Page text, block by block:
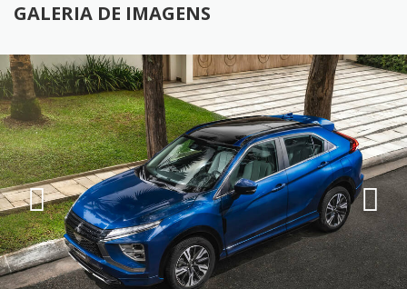
GALERIA DE IMAGENS